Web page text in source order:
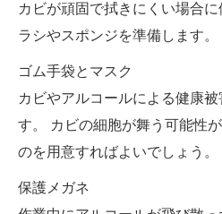
カビが頑固で拭きにくい場合
ラシやスポンジを準備します。
ゴム手袋とマスク
カビやアルコールによる健康
す。 カビの細胞が舞う可能性
のを用意すればよいでしょう。
保護メガネ